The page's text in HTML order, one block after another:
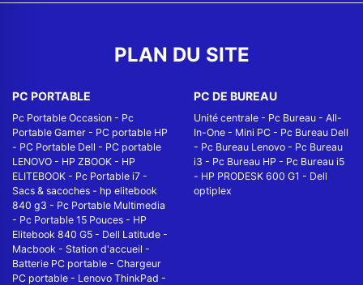
PLAN DU SITE
PC PORTABLE
Pc Portable Occasion - Pc
Portable Gamer - PC portable HP
- PC Portable Dell - PC portable
LENOVO - HP ZBOOK - HP
ELITEBOOK - Pc Portable i7 -
Sacs & sacoches - hp elitebook
840 g3 - Pc Portable Multimedia
- Pc Portable 15 Pouces - HP
Elitebook 840 G5 - Dell Latitude -
Macbook - Station d'accueil -
Batterie PC portable - Chargeur
PC portable - Lenovo ThinkPad -
PC DE BUREAU
Unité centrale - Pc Bureau - All-
In-One - Mini PC - Pc Bureau Dell
- Pc Bureau Lenovo - Pc Bureau
i3 - Pc Bureau HP - Pc Bureau i5
- HP PRODESK 600 G1 - Dell
optiplex